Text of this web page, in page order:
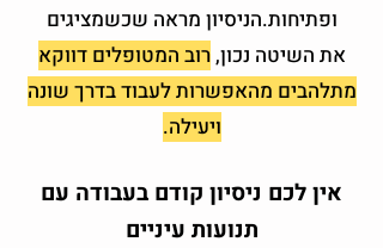
ופתיחות.הניסיון מראה שכשמציגים
את השיטה נכון,רוב המטופלים דווקא
מתלהבים מהאפשרות לעבוד בדרך שונה
ויעילה.
אין לכם ניסיון קודם בעבודה עם
תנועות עיניים